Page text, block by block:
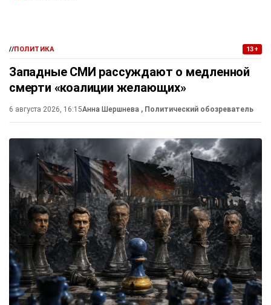
//ПОЛИТИКА 13+
Западные СМИ рассуждают о медленной
смерти «коалиции желающих»
6 августа 2026, 16:15Анна Шершнева , Политический обозреватель